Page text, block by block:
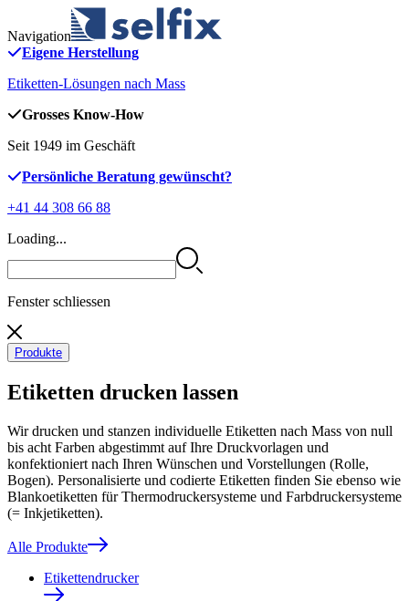
Navigation
Eigene Herstellung
Etiketten-Lösungen nach Mass
Grosses Know-How
Seit 1949 im Geschäft
Persönliche Beratung gewünscht?
+41 44 308 66 88
Loading...
Fenster schliessen
Produkte
Etiketten drucken lassen
Wir drucken und stanzen individuelle Etiketten nach Mass von null
bis acht Farben abgestimmt auf Ihre Druckvorlagen und
konfektioniert nach Ihren Wünschen und Vorstellungen (Rolle,
Bogen). Personalisierte und codierte Etiketten finden Sie ebenso wie
Blankoetiketten für Thermodruckersysteme und Farbdruckersysteme
(= Inkjetiketten).
Alle Produkte
Etikettendrucker